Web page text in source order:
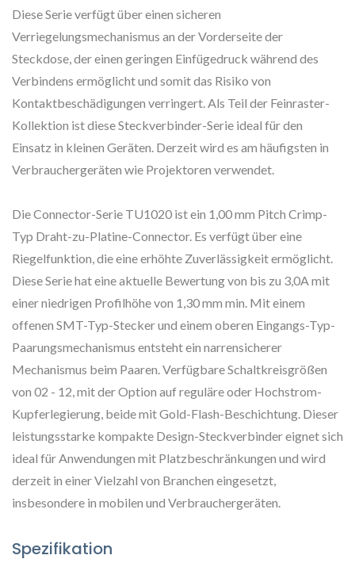
Diese Serie verfügt über einen sicheren
Verriegelungsmechanismus an der Vorderseite der
Steckdose, der einen geringen Einfügedruck während des
Verbindens ermöglicht und somit das Risiko von
Kontaktbeschädigungen verringert. Als Teil der Feinraster-
Kollektion ist diese Steckverbinder-Serie ideal für den
Einsatz in kleinen Geräten. Derzeit wird es am häufigsten in
Verbrauchergeräten wie Projektoren verwendet.
Die Connector-Serie TU1020 ist ein 1,00 mm Pitch Crimp-
Typ Draht-zu-Platine-Connector. Es verfügt über eine
Riegelfunktion, die eine erhöhte Zuverlässigkeit ermöglicht.
Diese Serie hat eine aktuelle Bewertung von bis zu 3,0A mit
einer niedrigen Profilhöhe von 1,30 mm min. Mit einem
offenen SMT-Typ-Stecker und einem oberen Eingangs-Typ-
Paarungsmechanismus entsteht ein narrensicherer
Mechanismus beim Paaren. Verfügbare Schaltkreisgrößen
von 02 - 12, mit der Option auf reguläre oder Hochstrom-
Kupferlegierung, beide mit Gold-Flash-Beschichtung. Dieser
leistungsstarke kompakte Design-Steckverbinder eignet sich
ideal für Anwendungen mit Platzbeschränkungen und wird
derzeit in einer Vielzahl von Branchen eingesetzt,
insbesondere in mobilen und Verbrauchergeräten.
Spezifikation